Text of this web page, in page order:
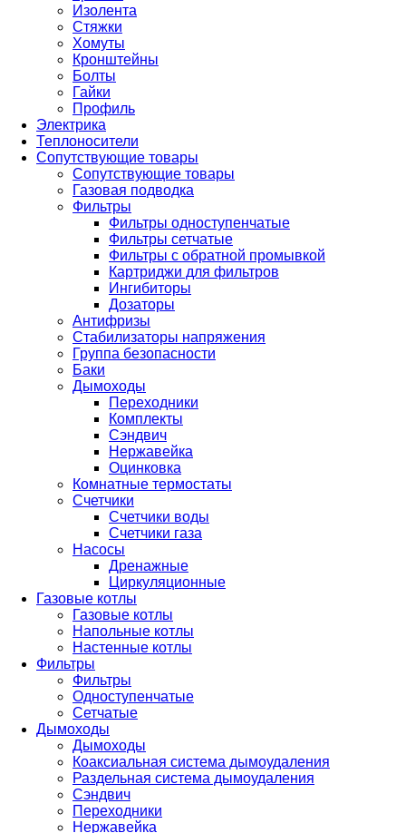
Изолента
Стяжки
Хомуты
Кронштейны
Болты
Гайки
Профиль
Электрика
Теплоносители
Сопутствующие товары
Сопутствующие товары
Газовая подводка
Фильтры
Фильтры одноступенчатые
Фильтры сетчатые
Фильтры с обратной промывкой
Картриджи для фильтров
Ингибиторы
Дозаторы
Антифризы
Стабилизаторы напряжения
Группа безопасности
Баки
Дымоходы
Переходники
Комплекты
Сэндвич
Нержавейка
Оцинковка
Комнатные термостаты
Счетчики
Счетчики воды
Счетчики газа
Насосы
Дренажные
Циркуляционные
Газовые котлы
Газовые котлы
Напольные котлы
Настенные котлы
Фильтры
Фильтры
Одноступенчатые
Сетчатые
Дымоходы
Дымоходы
Коаксиальная система дымоудаления
Раздельная система дымоудаления
Сэндвич
Переходники
Нержавейка